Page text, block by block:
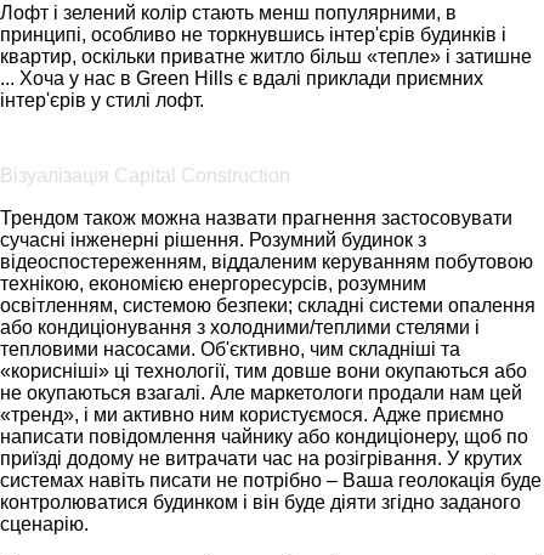
Лофт і зелений колір стають менш популярними, в
принципі, особливо не торкнувшись інтер'єрів будинків і
квартир, оскільки приватне житло більш «тепле» і затишне
... Хоча у нас в Green Hills є вдалі приклади приємних
інтер'єрів у стилі лофт.
Візуалізація Capital Construction
Трендом також можна назвати прагнення застосовувати
сучасні інженерні рішення. Розумний будинок з
відеоспостереженням, віддаленим керуванням побутовою
технікою, економією енергоресурсів, розумним
освітленням, системою безпеки; складні системи опалення
або кондиціонування з холодними/теплими стелями і
тепловими насосами. Об'єктивно, чим складніші та
«корисніші» ці технології, тим довше вони окупаються або
не окупаються взагалі. Але маркетологи продали нам цей
«тренд», і ми активно ним користуємося. Адже приємно
написати повідомлення чайнику або кондиціонеру, щоб по
приїзді додому не витрачати час на розігрівання. У крутих
системах навіть писати не потрібно – Ваша геолокація буде
контролюватися будинком і він буде діяти згідно заданого
сценарію.